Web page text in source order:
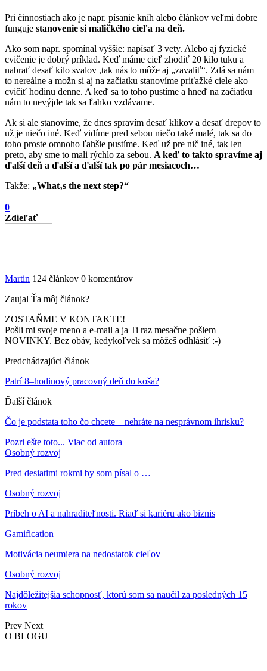
Pri činnostiach ako je napr. písanie kníh alebo článkov veľmi dobre
funguje stanovenie si maličkého cieľa na deň.
Ako som napr. spomínal vyššie: napísať 3 vety. Alebo aj fyzické
cvičenie je dobrý príklad. Keď máme cieľ zhodiť 20 kilo tuku a
nabrať desať kilo svalov ,tak nás to môže aj „zavaliť“. Zdá sa nám
to nereálne a možn si aj na začiatku stanovíme priťažké ciele ako
cvičiť hodinu denne. A keď sa to toho pustíme a hneď na začiatku
nám to nevýjde tak sa ľahko vzdávame.
Ak si ale stanovíme, že dnes spravím desať klikov a desať drepov to
už je niečo iné. Keď vidíme pred sebou niečo také malé, tak sa do
toho proste omnoho ľahšie pustíme. Keď už pre nič iné, tak len
preto, aby sme to mali rýchlo za sebou. A keď to takto spravíme aj
ďalší deň a ďalší a ďalší tak po pár mesiacoch…
Takže: „What‚s the next step?“
0
Zdieľať
Martin 124 článkov 0 komentárov
Zaujal Ťa môj článok?
ZOSTAŇME V KONTAKTE!
Pošli mi svoje meno a e-mail a ja Ti raz mesačne pošlem
NOVINKY. Bez obáv, kedykoľvek sa môžeš odhlásiť :-)
Predchádzajúci článok
Patrí 8–hodinový pracovný deň do koša?
Ďalší článok
Čo je podstata toho čo chcete – nehráte na nesprávnom ihrisku?
Pozri ešte toto... Viac od autora
Osobný rozvoj
Pred desiatimi rokmi by som písal o …
Osobný rozvoj
Príbeh o AI a nahraditeľnosti. Riaď si kariéru ako biznis
Gamification
Motivácia neumiera na nedostatok cieľov
Osobný rozvoj
Najdôležitejšia schopnosť, ktorú som sa naučil za posledných 15
rokov
Prev Next
O BLOGU